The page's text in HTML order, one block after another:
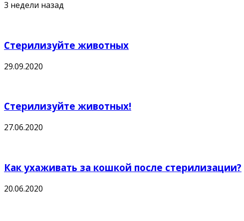
3 недели назад
Стерилизуйте животных
29.09.2020
Стерилизуйте животных!
27.06.2020
Как ухаживать за кошкой после стерилизации?
20.06.2020